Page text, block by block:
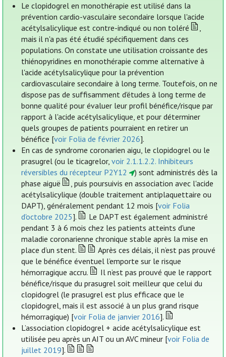
Le clopidogrel en monothérapie est utilisé dans la
prévention cardio-vasculaire secondaire lorsque l'acide
acétylsalicylique est contre-indiqué ou non toléré
,
mais il n'a pas été étudié spécifiquement dans ces
populations. On constate une utilisation croissante des
thiénopyridines en monothérapie comme alternative à
l'acide acétylsalicylique pour la prévention
cardiovasculaire secondaire à long terme. Toutefois, on ne
dispose pas de suffisamment d'études à long terme de
bonne qualité pour évaluer leur profil bénéfice/risque par
rapport à l'acide acétylsalicylique, et pour déterminer
quels groupes de patients pourraient en retirer un
bénéfice [voir Folia de février 2026].
En cas de syndrome coronarien aigu, le clopidogrel ou le
prasugrel (ou le ticagrelor,voir 2.1.1.2.2. Inhibiteurs
réversibles du récepteur P2Y12
) sont administrés dès la
phase aiguë
, puis poursuivis en association avec l'acide
acétylsalicylique (double traitement antiplaquettaire ou
DAPT), généralement pendant 12 mois [voir Folia
d'octobre 2025].
Le DAPT est également administré
pendant 3 à 6 mois chez les patients atteints d'une
maladie coronarienne chronique stable après la mise en
place d’un stent.
Après ces délais, il n’est pas prouvé
que le bénéfice éventuel l’emporte sur le risque
hémorragique accru.
Il n’est pas prouvé que le rapport
bénéfice/risque du prasugrel soit meilleur que celui du
clopidogrel (le prasugrel est plus efficace que le
clopidogrel, mais il est associé à un plus grand risque
hémorragique) [voir Folia de janvier 2016].
L’association clopidogrel + acide acétylsalicylique est
utilisée peu après un AIT ou un AVC mineur [voir Folia de
juillet 2019].